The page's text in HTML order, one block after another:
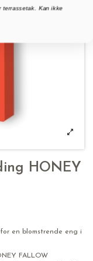
HONEY
en blomstrende eng i
FALLOW
terrassetak. Kan ikke